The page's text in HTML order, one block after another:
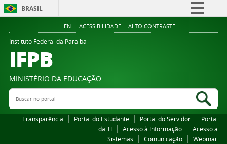
BRASIL
Simplifique!
Legislação
EN ACESSIBILIDADE ALTO CONTRASTE
Instituto Federal da Paraiba
IFPB
MINISTÉRIO DA EDUCAÇÃO
Buscar no portal
Transparência Portal do Estudante Portal do Servidor
Portal
da TI
Acesso à Informação
Acesso a
Sistemas
Comunicação Webmail